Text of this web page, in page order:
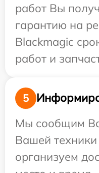
работ Вы
гарантию на
Blackmagic
работ и
5
Мы сообщим
Вашей
организуем